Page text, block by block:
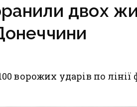
двох
ворожих ударів по лінії